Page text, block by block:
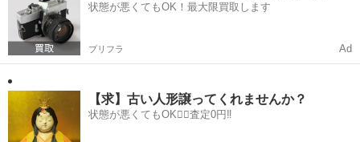
状態が悪くてもOK！最大限買取します
プリフラ Ad
【求】古い人形譲ってくれませんか？
状態が悪くてもOK🙆‍♀️査定0円‼️